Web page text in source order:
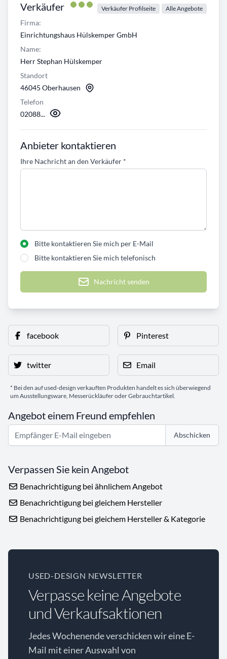
Verkäufer Verkäufer Profilseite Alle Angebote
Firma:
Einrichtungshaus Hülskemper GmbH
Name:
Herr Stephan Hülskemper
Standort
46045 Oberhausen
Telefon
02088...
Anbieter kontaktieren
Ihre Nachricht an den Verkäufer *
Bitte kontaktieren Sie mich per E-Mail
Bitte kontaktieren Sie mich telefonisch
Nachricht senden
facebook Pinterest
twitter Email
* Bei den auf used-design verkauften Produkten handelt es sich überwiegend
um Ausstellungsware, Messerückläufer oder Gebrauchtartikel.
Angebot einem Freund empfehlen
Abschicken
Verpassen Sie kein Angebot
Benachrichtigung bei ähnlichem Angebot
Benachrichtigung bei gleichem Hersteller
Benachrichtigung bei gleichem Hersteller & Kategorie
USED-DESIGN NEWSLETTER
Verpasse keine Angebote
und Verkaufsaktionen
Jedes Wochenende verschicken wir eine E-
Mail mit einer Auswahl von